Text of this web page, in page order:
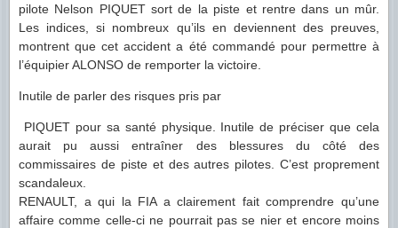
pilote Nelson PIQUET sort de la piste et rentre dans un mûr.
Les indices, si nombreux qu’ils en deviennent des preuves,
montrent que cet accident a été commandé pour permettre à
l’équipier ALONSO de remporter la victoire.
Inutile de parler des risques pris par
PIQUET pour sa santé physique. Inutile de préciser que cela
aurait pu aussi entraîner des blessures du côté des
commissaires de piste et des autres pilotes. C’est proprement
scandaleux.
RENAULT, a qui la FIA a clairement fait comprendre qu’une
affaire comme celle-ci ne pourrait pas se nier et encore moins